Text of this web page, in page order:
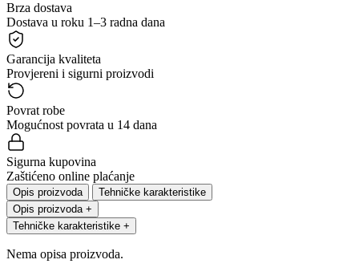
Brza dostava
Dostava u roku 1–3 radna dana
Garancija kvaliteta
Provjereni i sigurni proizvodi
Povrat robe
Mogućnost povrata u 14 dana
Sigurna kupovina
Zaštićeno online plaćanje
Opis proizvoda
Tehničke karakteristike
Opis proizvoda +
Tehničke karakteristike +
Nema opisa proizvoda.